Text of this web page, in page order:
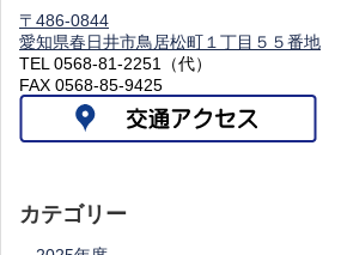
〒486-0844
愛知県春日井市鳥居松町１丁目５５番地
TEL 0568-81-2251（代）
FAX 0568-85-9425
カテゴリー